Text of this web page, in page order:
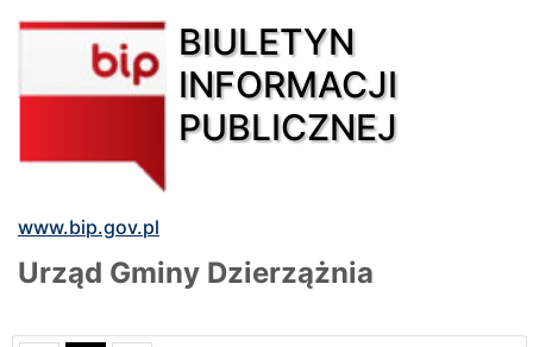
BIULETYN
INFORMACJI
PUBLICZNEJ
www.bip.gov.pl
Urząd Gminy Dzierzążnia